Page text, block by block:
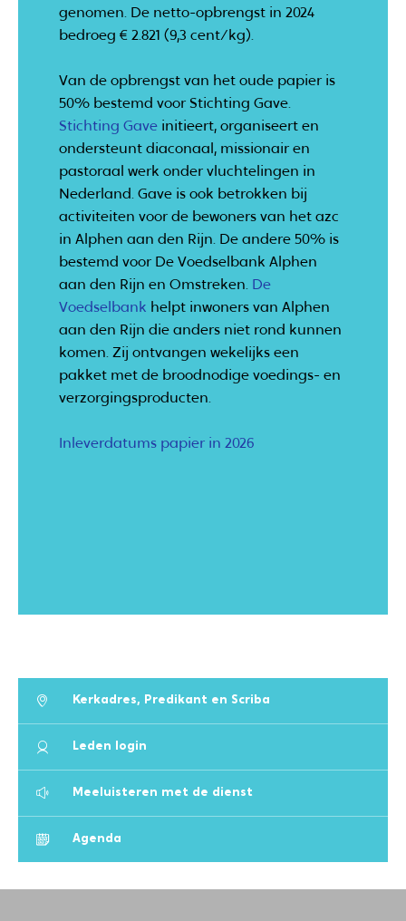
genomen. De netto-opbrengst in 2024
bedroeg € 2.821 (9,3 cent/kg).
Van de opbrengst van het oude papier is
50% bestemd voor Stichting Gave.
Stichting Gave initieert, organiseert en
ondersteunt diaconaal, missionair en
pastoraal werk onder vluchtelingen in
Nederland. Gave is ook betrokken bij
activiteiten voor de bewoners van het azc
in Alphen aan den Rijn. De andere 50% is
bestemd voor De Voedselbank Alphen
aan den Rijn en Omstreken. De
Voedselbank helpt inwoners van Alphen
aan den Rijn die anders niet rond kunnen
komen. Zij ontvangen wekelijks een
pakket met de broodnodige voedings- en
verzorgingsproducten.
Inleverdatums papier in 2026
Kerkadres, Predikant en Scriba
Leden login
Meeluisteren met de dienst
Agenda